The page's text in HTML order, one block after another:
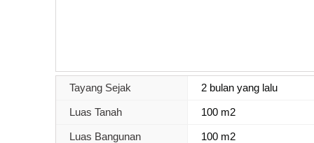
Tayang Sejak 2 bulan yang lalu
Luas Tanah 100 m2
Luas Bangunan 100 m2